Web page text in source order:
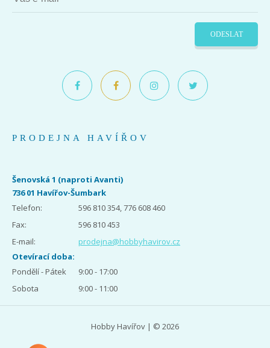
ODESLAT
PRODEJNA HAVÍŘOV
Šenovská 1 (naproti Avanti)
736 01 Havířov-Šumbark
Telefon:
596 810 354, 776 608 460
Fax:
596 810 453
E-mail:
prodejna@hobbyhavirov.cz
Otevírací doba:
Pondělí - Pátek
9:00 - 17:00
Sobota
9:00 - 11:00
Hobby Havířov | © 2026